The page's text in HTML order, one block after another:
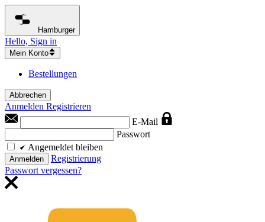
Hamburger
Hello, Sign in
Mein Konto
Bestellungen
Abbrechen
Anmelden Registrieren
E-Mail
Passwort
Angemeldet bleiben
Anmelden
Registrierung
Passwort vergessen?